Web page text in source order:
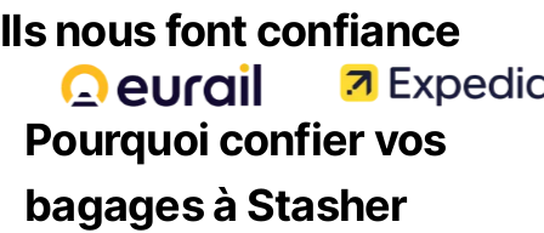
Ils nous font confiance
Pourquoi confier vos
bagages à Stasher